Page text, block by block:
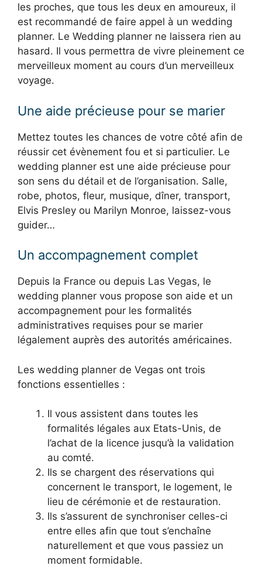
les proches, que tous les deux en amoureux, il
est recommandé de faire appel à un wedding
planner. Le Wedding planner ne laissera rien au
hasard. Il vous permettra de vivre pleinement ce
merveilleux moment au cours d’un merveilleux
voyage.
Une aide précieuse pour se marier
Mettez toutes les chances de votre côté afin de
réussir cet évènement fou et si particulier. Le
wedding planner est une aide précieuse pour
son sens du détail et de l’organisation. Salle,
robe, photos, fleur, musique, dîner, transport,
Elvis Presley ou Marilyn Monroe, laissez-vous
guider…
Un accompagnement complet
Depuis la France ou depuis Las Vegas, le
wedding planner vous propose son aide et un
accompagnement pour les formalités
administratives requises pour se marier
légalement auprès des autorités américaines.
Les wedding planner de Vegas ont trois
fonctions essentielles :
Il vous assistent dans toutes les
formalités légales aux Etats-Unis, de
l’achat de la licence jusqu’à la validation
au comté.
Ils se chargent des réservations qui
concernent le transport, le logement, le
lieu de cérémonie et de restauration.
Ils s’assurent de synchroniser celles-ci
entre elles afin que tout s’enchaîne
naturellement et que vous passiez un
moment formidable.